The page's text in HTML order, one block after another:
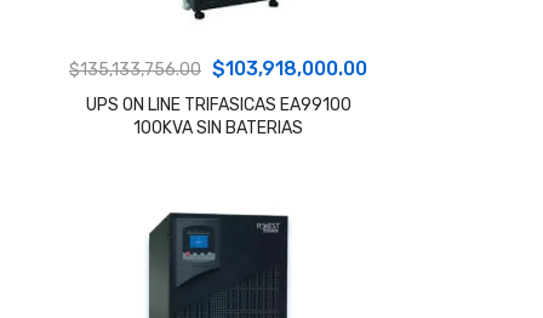
$135,133,756.00 El
precio
original
$103,918,000.00El
UPS ON LINE TRIFASICAS EA99100
100KVA SIN BATERIAS